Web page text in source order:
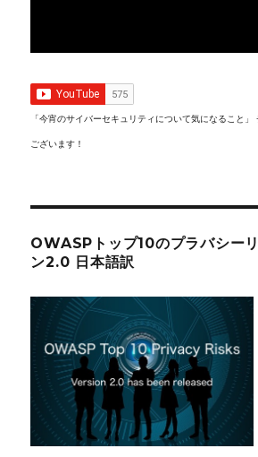
「今宵のサイバーセキュリティについて気になること」
ございます！
OWASPトップ10のプラバシー
ン2.0 日本語訳